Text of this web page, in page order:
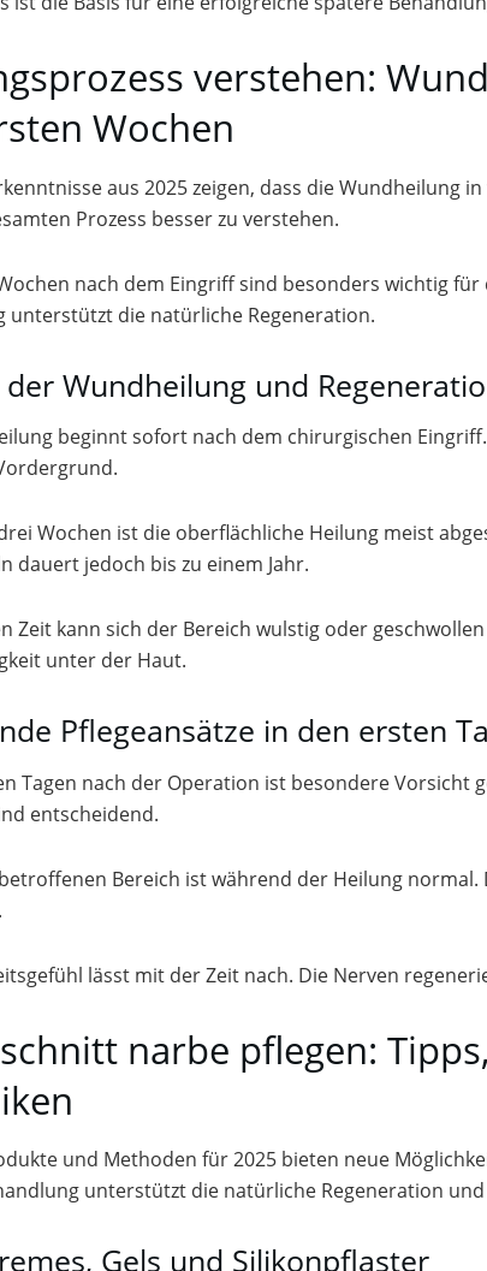
verstehen:
Wochen
aus 2025 zeigen, dass die Wundheilung
Prozess besser zu verstehen.
nach dem Eingriff sind besonders wichtig für
unterstützt die natürliche Regeneration.
der Wundheilung und
beginnt sofort nach dem chirurgischen
Wochen ist die oberflächliche Heilung meist
dauert jedoch bis zu einem Jahr.
Zeit kann sich der Bereich wulstig oder
unter der Haut.
Pflegeansätze in den ersten
Tagen nach der Operation ist besondere Vorsicht
entscheidend.
Bereich ist während der Heilung
lässt mit der Zeit nach. Die Nerven
narbe pflegen:
und Methoden für 2025 bieten neue
unterstützt die natürliche Regeneration
Gels und Silikonpflaster